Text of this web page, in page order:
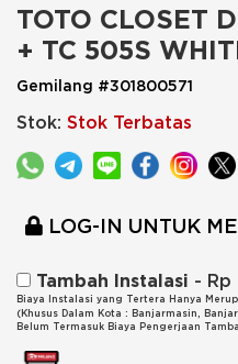
TOTO CLOSET
+ TC 505S
Gemilang #301800571
Stok: Stok Terbatas
LOG-IN UNTUK
Tambah Instalasi -
Biaya Instalasi yang Tertera Hanya
(Khusus Dalam Kota : Banjarmasin,
Belum Termasuk Biaya Pengerjaan